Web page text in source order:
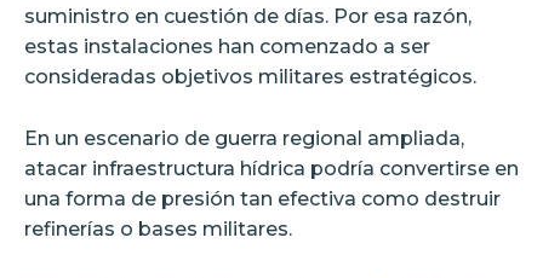
suministro en cuestión de días. Por esa razón,
estas instalaciones han comenzado a ser
consideradas objetivos militares estratégicos.
En un escenario de guerra regional ampliada,
atacar infraestructura hídrica podría convertirse en
una forma de presión tan efectiva como destruir
refinerías o bases militares.